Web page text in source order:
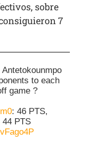
sobre
7
to each
game ?
: 46 PTS,
44 PTS